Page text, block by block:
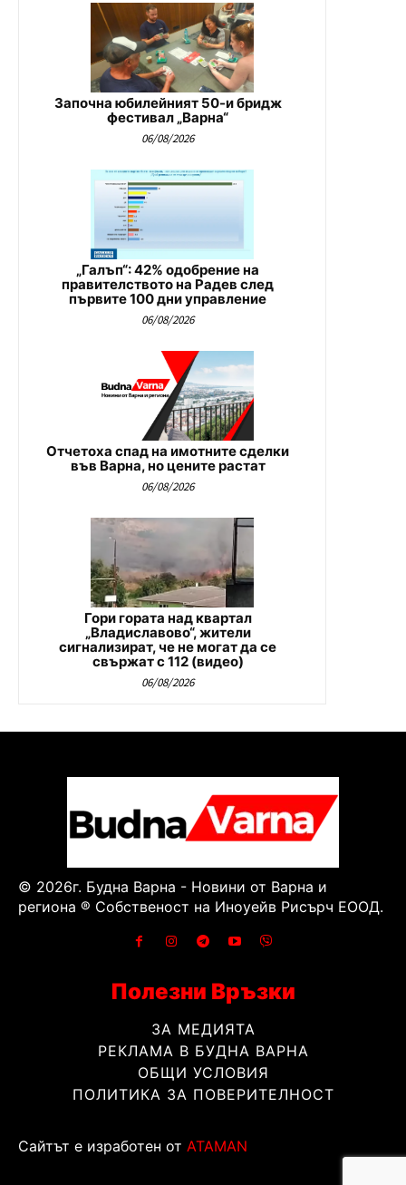
Започна юбилейният 50-и бридж
фестивал „Варна“
06/08/2026
„Галъп“: 42% одобрение на
правителството на Радев след
първите 100 дни управление
06/08/2026
Отчетоха спад на имотните сделки
във Варна, но цените растат
06/08/2026
Гори гората над квартал
„Владиславово“, жители
сигнализират, че не могат да се
свържат с 112 (видео)
06/08/2026
© 2026г. Будна Варна - Новини от Варна и
региона ® Собственост на Иноуейв Рисърч ЕООД.
Полезни Връзки
ЗА МЕДИЯТА
РЕКЛАМА В БУДНА ВАРНА
ОБЩИ УСЛОВИЯ
ПОЛИТИКА ЗА ПОВЕРИТЕЛНОСТ
Сайтът е изработен от ATAMAN